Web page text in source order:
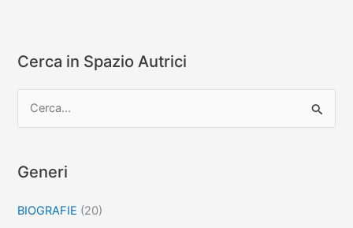
Cerca in Spazio Autrici
c
:
Generi
BIOGRAFIE (20)